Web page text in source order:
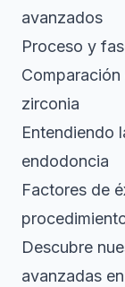
avanzados
Proceso y
zirconia
Entendiendo
endodoncia
Factores de
Descubre
avanzadas